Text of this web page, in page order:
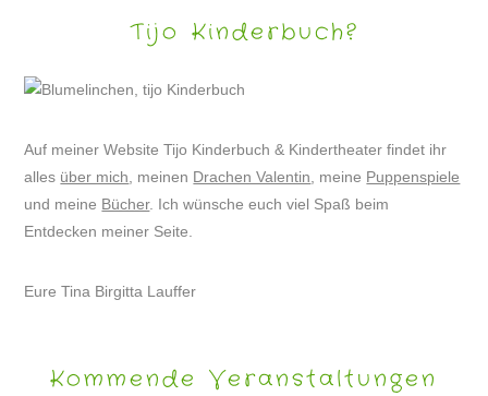
Tijo Kinderbuch?
Auf meiner Website Tijo Kinderbuch & Kindertheater findet ihr
alles über mich , meinen Drachen Valentin , meine Puppenspiele
und meine Bücher. Ich wünsche euch viel Spaß beim
Entdecken meiner Seite.
Eure Tina Birgitta Lauffer
Kommende Veranstaltungen